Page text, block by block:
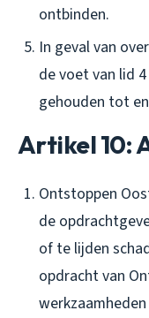
ontbinden.
In geval van
de voet van lid
gehouden tot
Artikel 10:
Ontstoppen
de
of te lijden
opdracht van